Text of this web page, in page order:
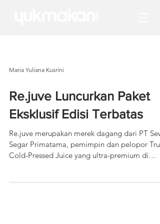
Maria Yuliana Kusrini
Re.juve Luncurkan Paket
Eksklusif Edisi Terbatas
Re.juve merupakan merek dagang dari PT
Segar Primatama, pemimpin dan pelopor True
Cold-Pressed Juice yang ultra-premium di